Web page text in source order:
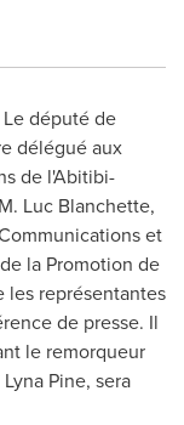
Le député de
délégué aux
de l'Abitibi-
Luc Blanchette,
et
la Promotion de
les représentantes
de presse. Il
le remorqueur
Lyna Pine, sera